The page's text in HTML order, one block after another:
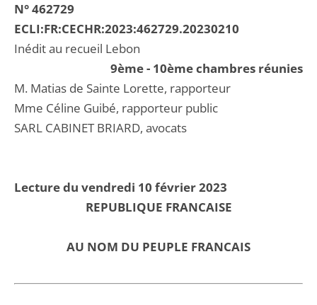
N° 462729
ECLI:FR:CECHR:2023:462729.20230210
Inédit au recueil Lebon
9ème - 10ème chambres réunies
M. Matias de Sainte Lorette, rapporteur
Mme Céline Guibé, rapporteur public
SARL CABINET BRIARD, avocats
Lecture du vendredi 10 février 2023
REPUBLIQUE FRANCAISE
AU NOM DU PEUPLE FRANCAIS